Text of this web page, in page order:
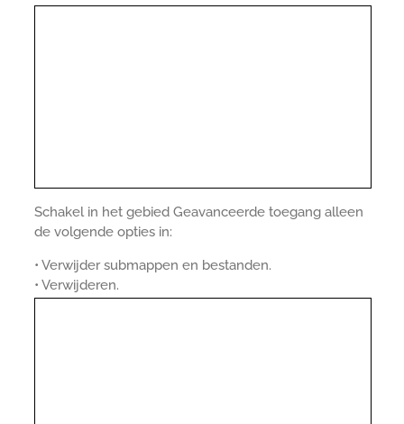
Schakel in het gebied Geavanceerde toegang alleen
de volgende opties in:
• Verwijder submappen en bestanden.
• Verwijderen.